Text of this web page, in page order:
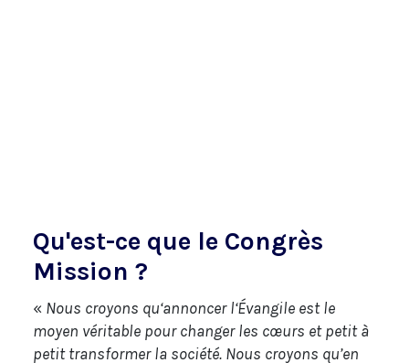
Qu'est-ce que le Congrès
Mission ?
« Nous croyons qu‘annoncer l‘Évangile est le
moyen véritable pour changer les cœurs et petit à
petit transformer la société. Nous croyons qu’en